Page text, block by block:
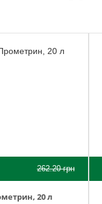
262.20грн
20 л